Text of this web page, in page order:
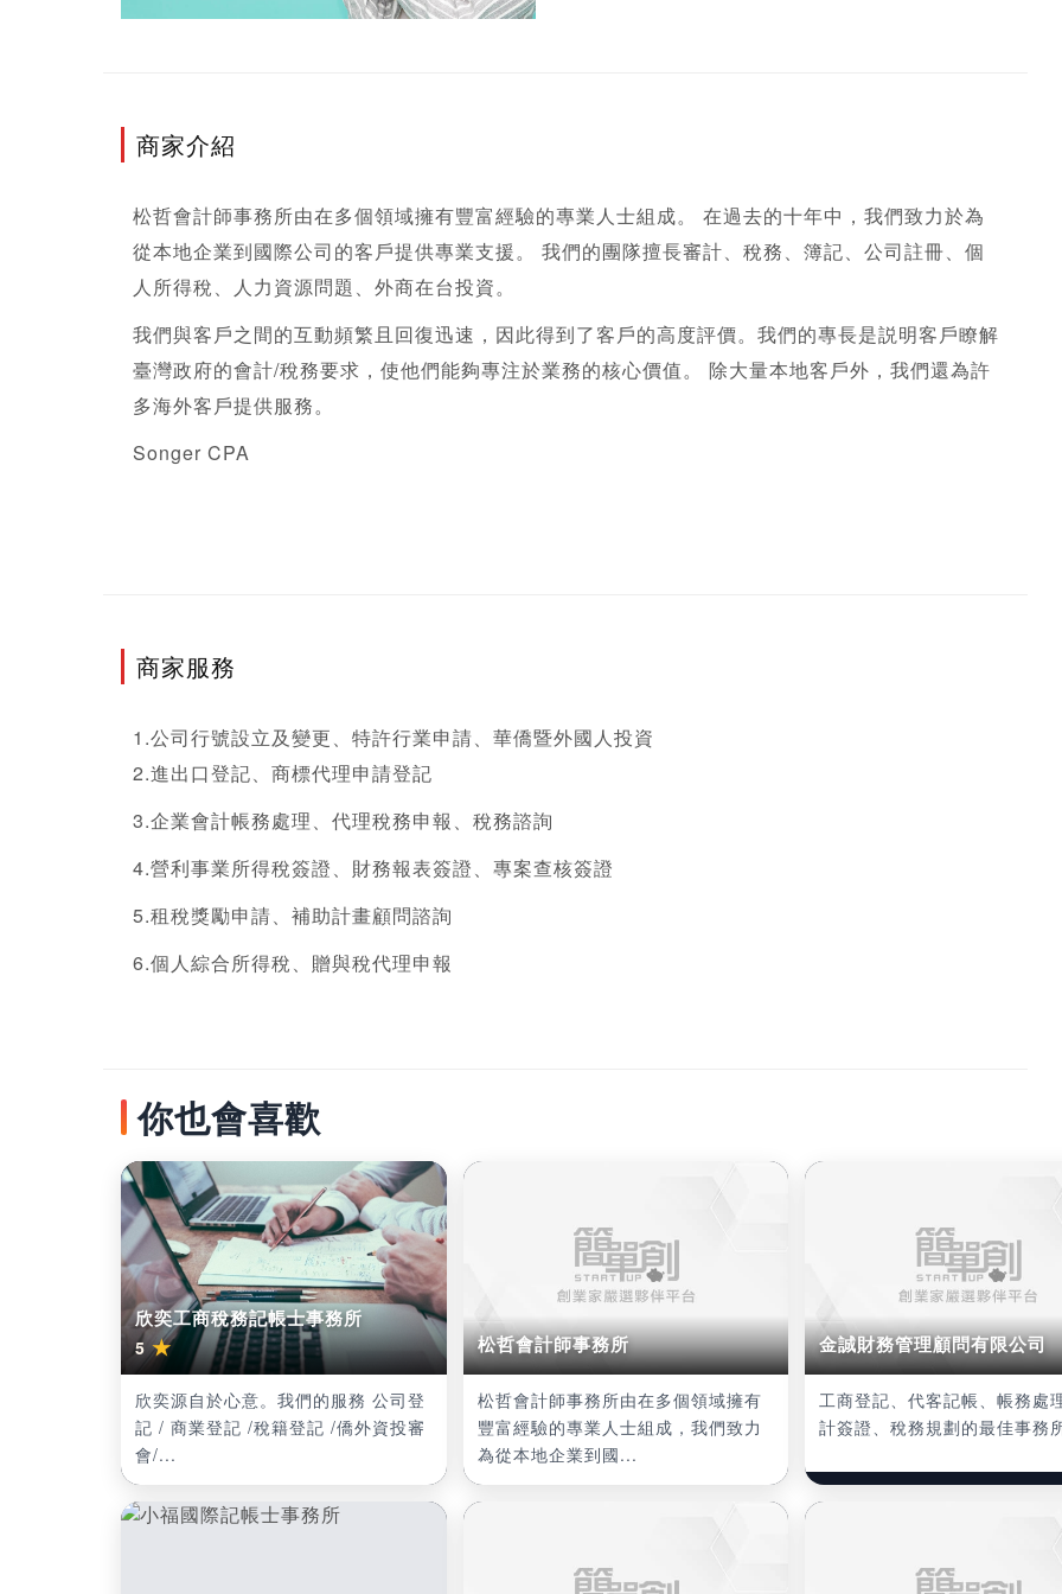
商家介紹
松哲會計師事務所由在多個領域擁有豐富經驗的專業人士組成。 在過去的十年中，我們致力於為
從本地企業到國際公司的客戶提供專業支援。 我們的團隊擅長審計、稅務、簿記、公司註冊、個
人所得稅、人力資源問題、外商在台投資。
我們與客戶之間的互動頻繁且回復迅速，因此得到了客戶的高度評價。我們的專長是説明客戶瞭解
臺灣政府的會計/稅務要求，使他們能夠專注於業務的核心價值。 除大量本地客戶外，我們還為許
多海外客戶提供服務。
Songer CPA
商家服務
1.公司行號設立及變更、特許行業申請、華僑暨外國人投資
2.進出口登記、商標代理申請登記
3.企業會計帳務處理、代理稅務申報、稅務諮詢
4.營利事業所得稅簽證、財務報表簽證、專案查核簽證
5.租稅獎勵申請、補助計畫顧問諮詢
6.個人綜合所得稅、贈與稅代理申報
你也會喜歡
欣奕工商稅務記帳士事務所
5★
欣奕源自於心意。我們的服務 公司登
記 / 商業登記 /稅籍登記 /僑外資投審
會/...
松哲會計師事務所
松哲會計師事務所由在多個領域擁有
豐富經驗的專業人士組成，我們致力
為從本地企業到國...
金誠財務管理顧問有限公司
工商登記、代客記帳、帳務處
計簽證、稅務規劃的最佳事務